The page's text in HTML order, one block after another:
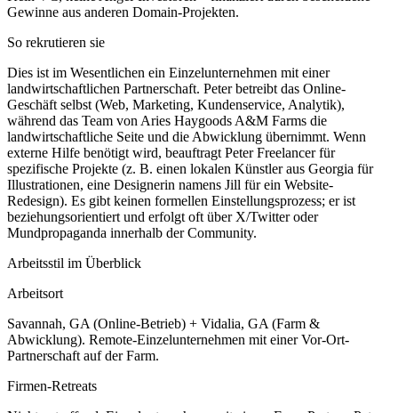
Gewinne aus anderen Domain-Projekten.
So rekrutieren sie
Dies ist im Wesentlichen ein Einzelunternehmen mit einer
landwirtschaftlichen Partnerschaft. Peter betreibt das Online-
Geschäft selbst (Web, Marketing, Kundenservice, Analytik),
während das Team von Aries Haygoods A&M Farms die
landwirtschaftliche Seite und die Abwicklung übernimmt. Wenn
externe Hilfe benötigt wird, beauftragt Peter Freelancer für
spezifische Projekte (z. B. einen lokalen Künstler aus Georgia für
Illustrationen, eine Designerin namens Jill für ein Website-
Redesign). Es gibt keinen formellen Einstellungsprozess; er ist
beziehungsorientiert und erfolgt oft über X/Twitter oder
Mundpropaganda innerhalb der Community.
Arbeitsstil im Überblick
Arbeitsort
Savannah, GA (Online-Betrieb) + Vidalia, GA (Farm &
Abwicklung). Remote-Einzelunternehmen mit einer Vor-Ort-
Partnerschaft auf der Farm.
Firmen-Retreats